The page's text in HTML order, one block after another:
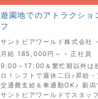
遊園地でのアトラクショ
フ
サントピアワールド株式会社
月給 185,000円～ - 正社員
9:00～17:00＆繁忙期以外は
ロ！シフトで週休二日♪昇給・
交通費支給＆車通勤OK♪ 新潟
サントピアワールドでスタッ